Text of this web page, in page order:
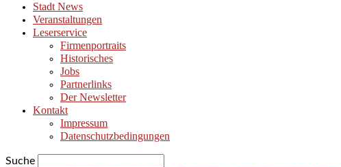
Stadt News
Veranstaltungen
Leserservice
Firmenportraits
Historisches
Jobs
Partnerlinks
Der Newsletter
Kontakt
Impressum
Datenschutzbedingungen
Suche